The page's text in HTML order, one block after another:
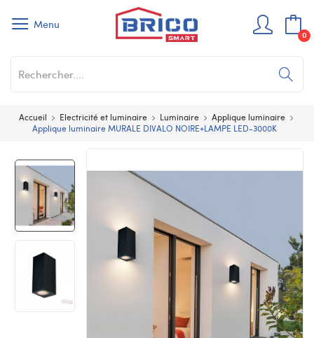
Menu
0
Accueil Electricité et luminaire Luminaire
Applique luminaire
Applique luminaire MURALE DIVALO NOIRE+LAMPE LED-3000K